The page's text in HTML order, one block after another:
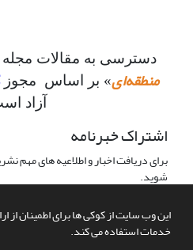
این وب سایت از کوکی ها برای اطمینان از
خدمات استفاده می کند.
دسترسی به مقالات
منطقه‌ای» بر اساس مجوز
آزاد
اشتراک خبرنامه
برای دریافت اخبار و اطلاعیه های مهم
شوید.